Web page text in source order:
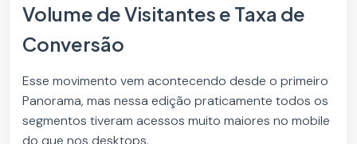
Volume de Visitantes e Taxa de
Conversão
Esse movimento vem acontecendo desde o primeiro
Panorama, mas nessa edição praticamente todos os
segmentos tiveram acessos muito maiores no mobile
do que nos desktops.